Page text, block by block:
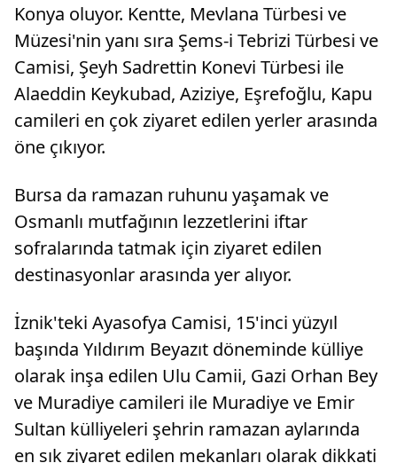
Konya oluyor. Kentte, Mevlana Türbesi ve
Müzesi'nin yanı sıra Şems-i Tebrizi Türbesi ve
Camisi, Şeyh Sadrettin Konevi Türbesi ile
Alaeddin Keykubad, Aziziye, Eşrefoğlu, Kapu
camileri en çok ziyaret edilen yerler arasında
öne çıkıyor.
Bursa da ramazan ruhunu yaşamak ve
Osmanlı mutfağının lezzetlerini iftar
sofralarında tatmak için ziyaret edilen
destinasyonlar arasında yer alıyor.
İznik'teki Ayasofya Camisi, 15'inci yüzyıl
başında Yıldırım Beyazıt döneminde külliye
olarak inşa edilen Ulu Camii, Gazi Orhan Bey
ve Muradiye camileri ile Muradiye ve Emir
Sultan külliyeleri şehrin ramazan aylarında
en sık ziyaret edilen mekanları olarak dikkati